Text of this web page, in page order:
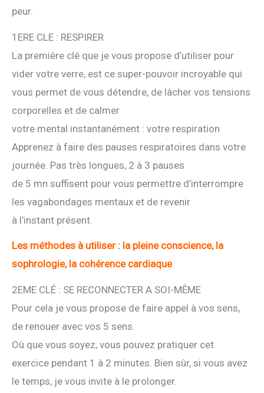
peur.
1ERE CLE : RESPIRER
La première clé que je vous propose d’utiliser pour
vider votre verre, est ce super-pouvoir incroyable qui
vous permet de vous détendre, de lâcher vos tensions
corporelles et de calmer
votre mental instantanément : votre respiration
Apprenez à faire des pauses respiratoires dans votre
journée. Pas très longues, 2 à 3 pauses
de 5 mn suffisent pour vous permettre d’interrompre
les vagabondages mentaux et de revenir
à l’instant présent.
Les méthodes à utiliser : la pleine conscience, la
sophrologie, la cohérence cardiaque
2EME CLÉ : SE RECONNECTER A SOI-MÊME
Pour cela je vous propose de faire appel à vos sens,
de renouer avec vos 5 sens.
Où que vous soyez, vous pouvez pratiquer cet
exercice pendant 1 à 2 minutes. Bien sûr, si vous avez
le temps, je vous invite à le prolonger.